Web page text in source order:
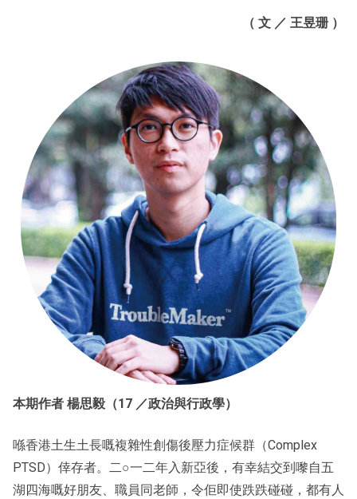
（ 文 ／ 王昱珊 ）
本期作者 楊思毅（17 ／政治與行政學）
喺香港土生土長嘅複雜性創傷後壓力症候群（Complex
PTSD）倖存者。二○一二年入新亞後，有幸結交到嚟自五
湖四海嘅好朋友、職員同老師，令佢即使跌跌碰碰，都有人